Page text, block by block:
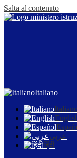
Salta al contenuto
Italiano
Italiano
عربى
हिंदी